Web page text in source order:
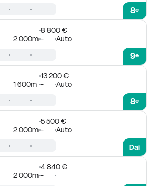
8e
8 800 €
2 000m - Auto
9e
13 200 €
1 600m - Auto
8e
5 500 €
2 000m -
Auto
Dai
4 840 €
2 000m -